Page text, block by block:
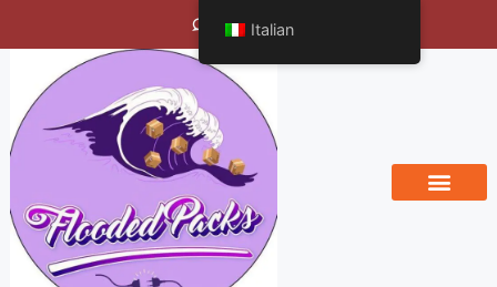
Bengals Vineyard
Italian